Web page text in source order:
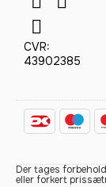
CVR:
43902385
Der tages
eller forkert